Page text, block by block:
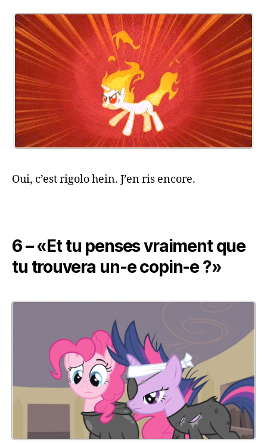
Oui, c’est rigolo hein. J’en ris encore.
6 – «Et tu penses vraiment que
tu trouvera un-e copin-e ?»